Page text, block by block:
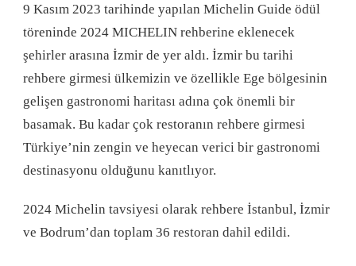
9 Kasım 2023 tarihinde yapılan Michelin Guide ödül
töreninde 2024 MICHELIN rehberine eklenecek
şehirler arasına İzmir de yer aldı. İzmir bu tarihi
rehbere girmesi ülkemizin ve özellikle Ege bölgesinin
gelişen gastronomi haritası adına çok önemli bir
basamak. Bu kadar çok restoranın rehbere girmesi
Türkiye’nin zengin ve heyecan verici bir gastronomi
destinasyonu olduğunu kanıtlıyor.
2024 Michelin tavsiyesi olarak rehbere İstanbul, İzmir
ve Bodrum’dan toplam 36 restoran dahil edildi.